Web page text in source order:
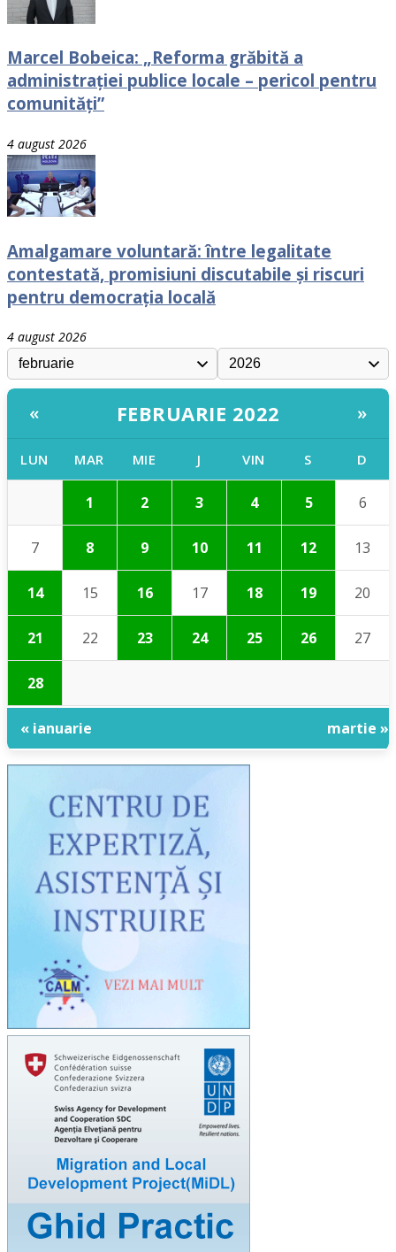
Marcel Bobeica: „Reforma grăbită a
administrației publice locale – pericol pentru
comunități”
4 august 2026
Amalgamare voluntară: între legalitate
contestată, promisiuni discutabile și riscuri
pentru democrația locală
4 august 2026
« FEBRUARIE 2022 »
LUN MAR MIE J VIN S D
1 2 3 4 5 6
7 8 9 10 11 12 13
14 15 16 17 18 19 20
21 22 23 24 25 26 27
28
« ianuarie martie »